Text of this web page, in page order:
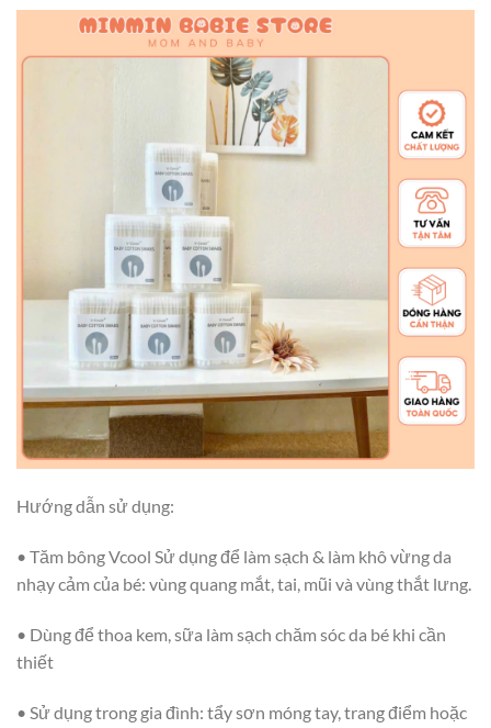
Hướng dẫn sử dụng:
• Tăm bông Vcool Sử dụng để làm sạch & làm khô vừng da
nhạy cảm của bé: vùng quang mắt, tai, mũi và vùng thắt lưng.
• Dùng để thoa kem, sữa làm sạch chăm sóc da bé khi cần
thiết
• Sử dụng trong gia đình: tẩy sơn móng tay, trang điểm hoặc